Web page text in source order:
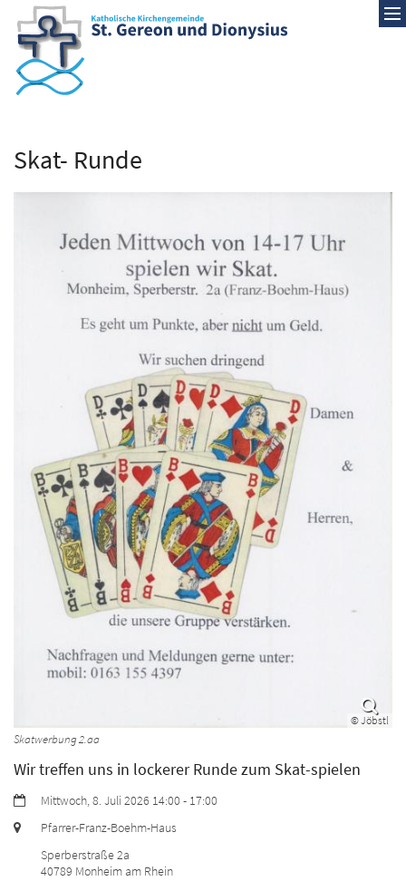
Zum Inhalt springen
Skat- Runde
© Jöbstl
Skatwerbung 2.aa
Wir treffen uns in lockerer Runde zum Skat-spielen
Datum:Mittwoch, 8. Juli 2026 14:00 - 17:00
Ort:
Pfarrer-Franz-Boehm-Haus
Sperberstraße 2a
40789 Monheim am Rhein